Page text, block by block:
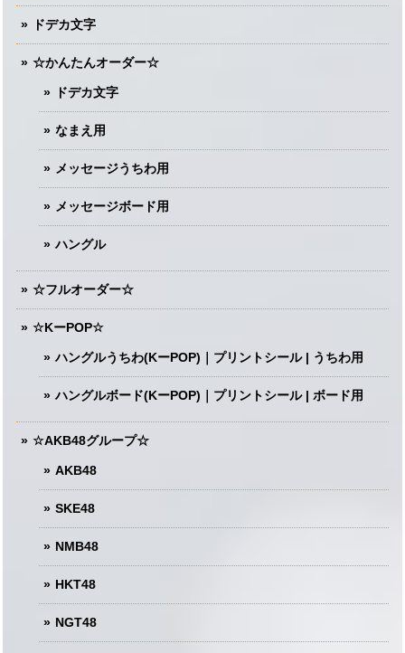
ドデカ文字
☆かんたんオーダー☆
ドデカ文字
なまえ用
メッセージうちわ用
メッセージボード用
ハングル
☆フルオーダー☆
☆KーPOP☆
ハングルうちわ(KーPOP)｜プリントシール | うちわ用
ハングルボード(KーPOP)｜プリントシール | ボード用
☆AKB48グループ☆
AKB48
SKE48
NMB48
HKT48
NGT48